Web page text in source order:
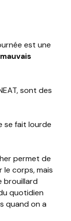
est une
sont des
se fait lourde
permet de
corps, mais
brouillard
quotidien
quand on a